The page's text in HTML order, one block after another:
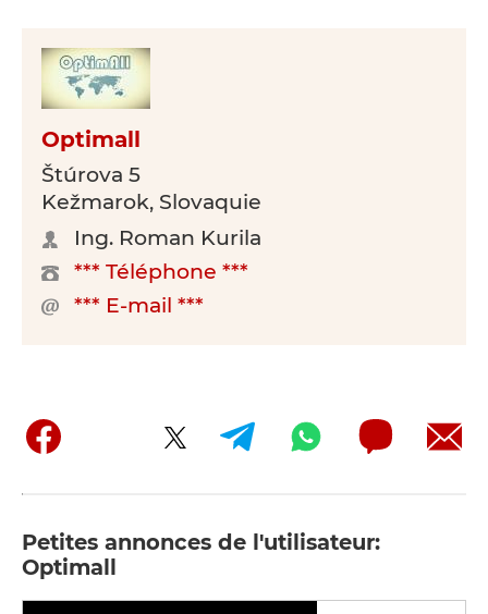
Optimall
Štúrova 5
Kežmarok, Slovaquie
Ing. Roman Kurila
*** Téléphone ***
*** E-mail ***
Petites annonces de l'utilisateur:
Optimall